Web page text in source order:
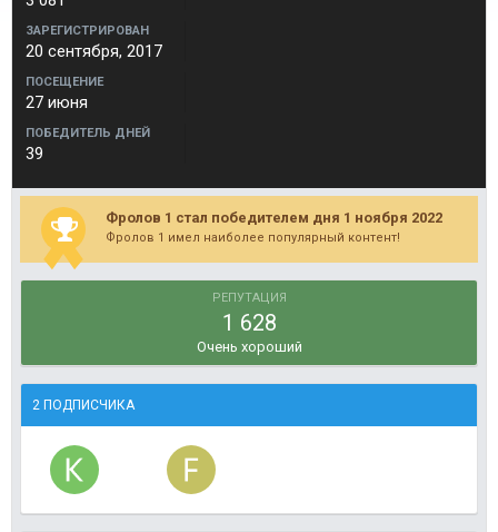
ЗАРЕГИСТРИРОВАН
20 сентября, 2017
ПОСЕЩЕНИЕ
27 июня
ПОБЕДИТЕЛЬ ДНЕЙ
39
Фролов 1 стал победителем дня 1 ноября 2022
Фролов 1 имел наиболее популярный контент!
РЕПУТАЦИЯ
1 628
Очень хороший
2 ПОДПИСЧИКА